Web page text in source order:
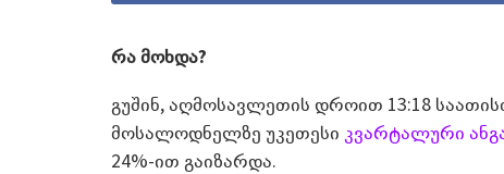
რა მოხდა?
გუშინ, აღმოსავლეთის დროით 13:18
მოსალოდნელზე უკეთესი კვარტალური
24%-ით გაიზარდა.